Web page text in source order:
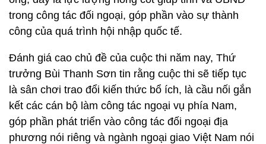
trong công tác đối ngoại, góp phần vào sự thành
công của quá trình hội nhập quốc tế.
Đánh giá cao chủ đề của cuộc thi năm nay, Thứ
trưởng Bùi Thanh Sơn tin rằng cuộc thi sẽ tiếp tục
là sân chơi trao đổi kiến thức bổ ích, là cầu nối gắn
kết các cán bộ làm công tác ngoại vụ phía Nam,
góp phần phát triển vào công tác đối ngoại địa
phương nói riêng và ngành ngoại giao Việt Nam nói